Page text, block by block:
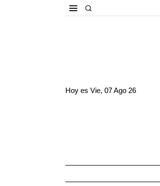
Hoy esVie, 07 Ago 26